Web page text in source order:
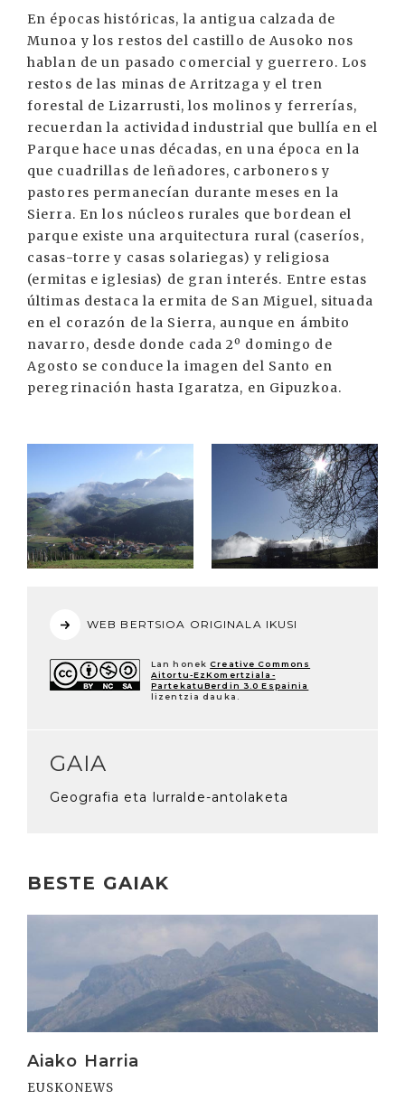
En épocas históricas, la antigua calzada de
Munoa y los restos del castillo de Ausoko nos
hablan de un pasado comercial y guerrero. Los
restos de las minas de Arritzaga y el tren
forestal de Lizarrusti, los molinos y ferrerías,
recuerdan la actividad industrial que bullía en el
Parque hace unas décadas, en una época en la
que cuadrillas de leñadores, carboneros y
pastores permanecían durante meses en la
Sierra. En los núcleos rurales que bordean el
parque existe una arquitectura rural (caseríos,
casas-torre y casas solariegas) y religiosa
(ermitas e iglesias) de gran interés. Entre estas
últimas destaca la ermita de San Miguel, situada
en el corazón de la Sierra, aunque en ámbito
navarro, desde donde cada 2º domingo de
Agosto se conduce la imagen del Santo en
peregrinación hasta Igaratza, en Gipuzkoa.
WEB BERTSIOA ORIGINALA IKUSI
Lan honek Creative Commons
Aitortu-EzKomertziala-
PartekatuBerdin 3.0 Espainia
lizentzia dauka.
GAIA
Geografia eta lurralde-antolaketa
BESTE GAIAK
Aiako Harria
EUSKONEWS